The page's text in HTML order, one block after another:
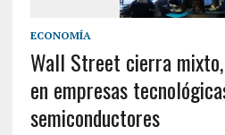
ECONOMÍA
Wall Street cierra
en empresas
semiconductores